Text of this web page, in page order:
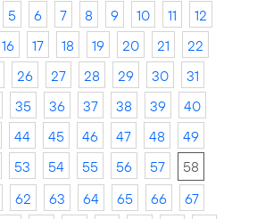
5 6 7 8 9 10 11
12
16 17 18 19 20 21
22
26 27 28 29 30
31
35 36 37 38 39
40
44 45 46 47 48
49
53 54 55 56 57
58
62 63 64 65 66
67